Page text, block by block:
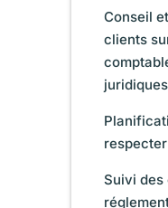
Conseil
clients
Suivi